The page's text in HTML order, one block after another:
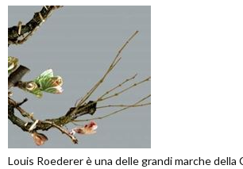
Louis Roederer è una delle grandi marche della